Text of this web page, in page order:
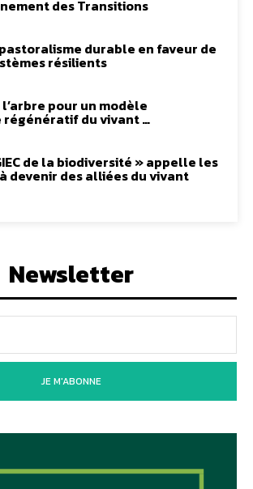
des Transitions
durable en faveur de
résilients
l’arbre pour un modèle
régénératif du vivant …
de la biodiversité » appelle les
devenir des alliées du vivant
Newsletter
JE M'ABONNE